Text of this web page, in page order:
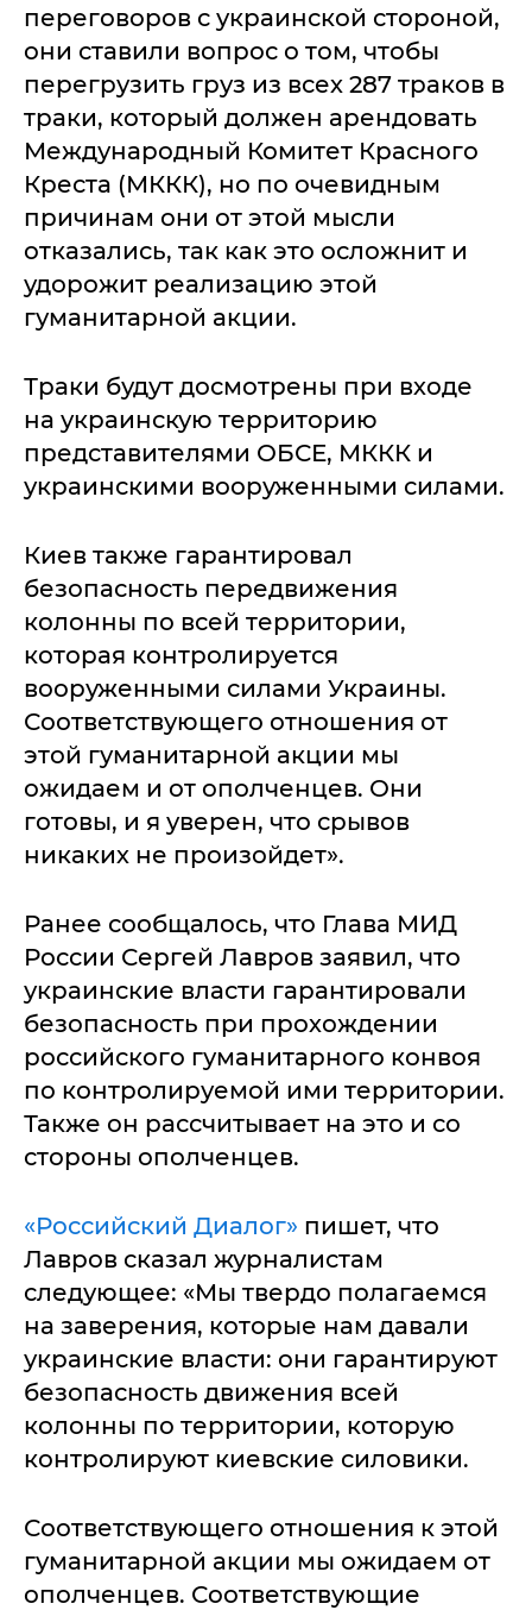
переговоров с украинской стороной,
они ставили вопрос о том, чтобы
перегрузить груз из всех 287 траков в
траки, который должен арендовать
Международный Комитет Красного
Креста (МККК), но по очевидным
причинам они от этой мысли
отказались, так как это осложнит и
удорожит реализацию этой
гуманитарной акции.
Траки будут досмотрены при входе
на украинскую территорию
представителями ОБСЕ, МККК и
украинскими вооруженными силами.
Киев также гарантировал
безопасность передвижения
колонны по всей территории,
которая контролируется
вооруженными силами Украины.
Соответствующего отношения от
этой гуманитарной акции мы
ожидаем и от ополченцев. Они
готовы, и я уверен, что срывов
никаких не произойдет».
Ранее сообщалось, что Глава МИД
России Сергей Лавров заявил, что
украинские власти гарантировали
безопасность при прохождении
российского гуманитарного конвоя
по контролируемой ими территории.
Также он рассчитывает на это и со
стороны ополченцев.
«Российский Диалог» пишет, что
Лавров сказал журналистам
следующее: «Мы твердо полагаемся
на заверения, которые нам давали
украинские власти: они гарантируют
безопасность движения всей
колонны по территории, которую
контролируют киевские силовики.
Соответствующего отношения к этой
гуманитарной акции мы ожидаем от
ополченцев. Соответствующие